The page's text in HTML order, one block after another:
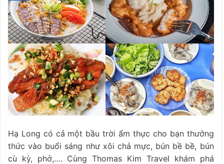
Hạ Long có cả một bầu trời ẩm thực cho bạn thưởng
thức vào buổi sáng như xôi chả mực, bún bề bề, bún
cù kỳ, phở,…. Cùng Thomas Kim Travel khám phá